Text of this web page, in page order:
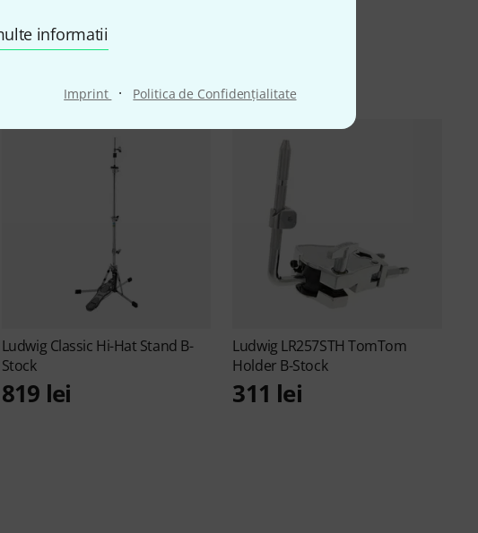
informatii
Imprint · Politica de Confidenţialitate
Ludwig Classic Hi-Hat Stand B-
Stock
819 lei
Ludwig LR257STH TomTom
Holder B-Stock
311 lei